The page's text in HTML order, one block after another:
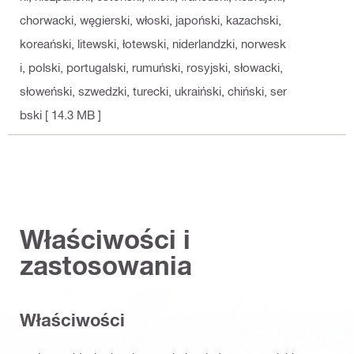
chorwacki, węgierski, włoski, japoński, kazachski,
koreański, litewski, łotewski, niderlandzki, norwesk
i, polski, portugalski, rumuński, rosyjski, słowacki,
słoweński, szwedzki, turecki, ukraiński, chiński, ser
bski [ 14.3 MB ]
Właściwości i
zastosowania
Właściwości